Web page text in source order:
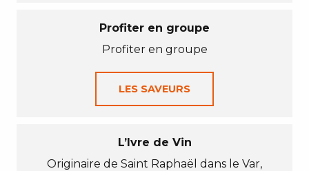
Profiter en groupe
Profiter en groupe
LES SAVEURS
L’Ivre de Vin
Originaire de Saint Raphaël dans le Var,